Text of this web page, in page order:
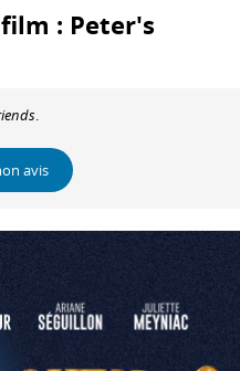
: Peter's
avis